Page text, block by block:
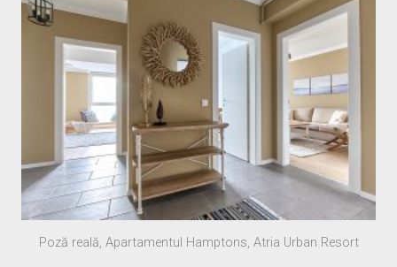
Poză reală, Apartamentul Hamptons, Atria Urban Resort